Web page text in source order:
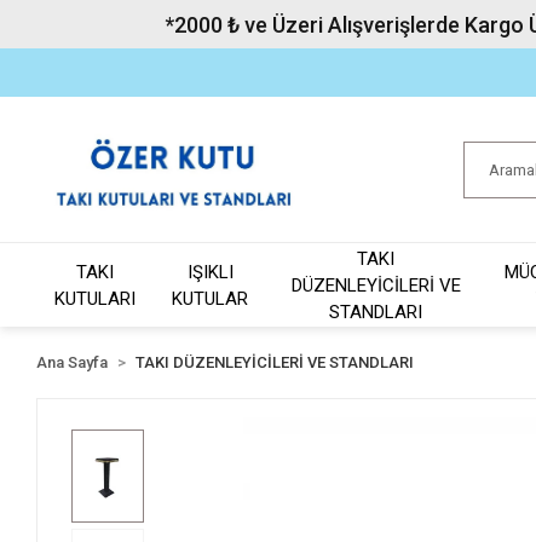
*2000 ₺ ve Üzeri Alışverişlerde Kargo
TAKI
KUTULARI
IŞIKLI
KUTULAR
TAKI
DÜZENLEYİCİLERİ VE
STANDLARI
Ana Sayfa TAKI DÜZENLEYİCİLERİ VE STANDLARI